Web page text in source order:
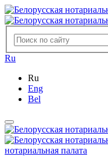
Ru
Ru
Eng
Bel
нотариальная палата